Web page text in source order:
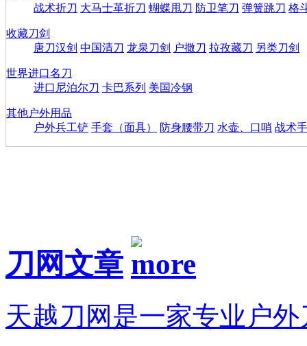
战术折刀 大马士革折刀 蝴蝶甩刀 防卫笔刀 弹簧跳刀 格
收藏刀剑
唐刀汉剑 中国清刀 龙泉刀剑 户撒刀 拉孜藏刀 另类刀剑
世界进口名刀
进口尼泊尔刀 卡巴系列 美国冷钢
其他户外用品
户外兵工铲 手套（面具） 防身腰带刀 水壶、口哨 战术
刀网文章
天越刀网是一家专业户